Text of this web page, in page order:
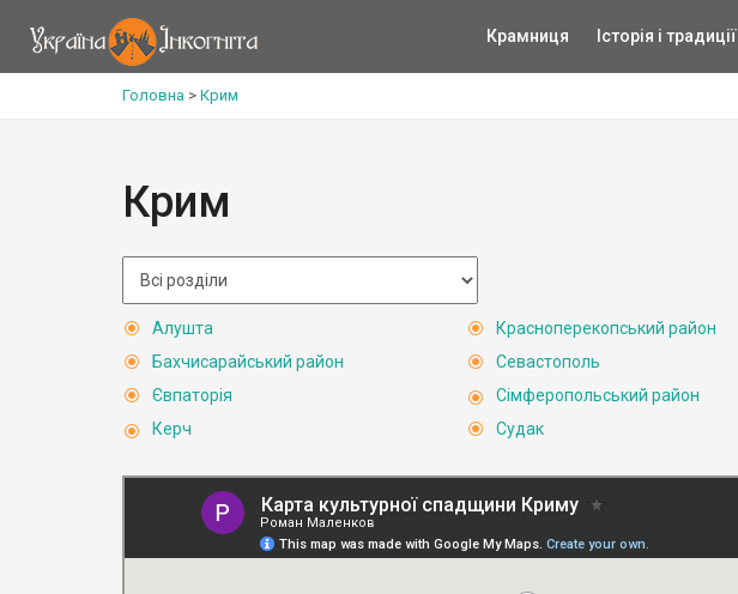
Крамниця Історія і традиції
Головна > Крим
Крим
Алушта
Бахчисарайський район
Євпаторія
Керч
Красноперекопський район
Севастополь
Сімферопольський район
Судак